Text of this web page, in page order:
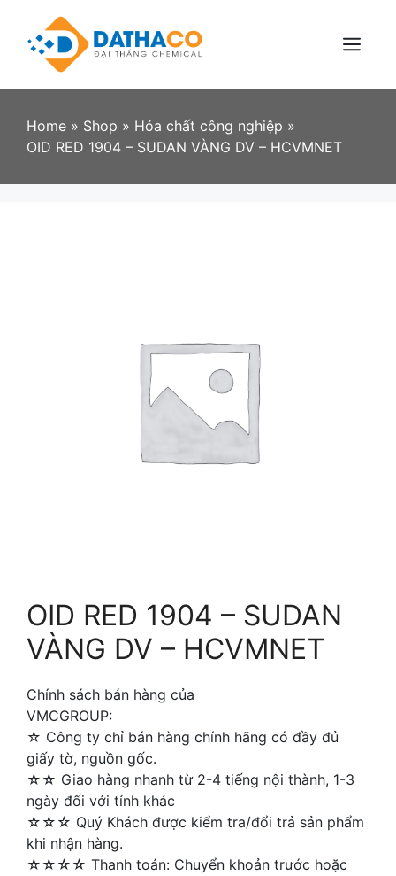
content
Menu
Home » Shop » Hóa chất công nghiệp »
OID RED 1904 – SUDAN VÀNG DV – HCVMNET
OID RED 1904 – SUDAN
VÀNG DV – HCVMNET
Chính sách bán hàng của
VMCGROUP:
☆ Công ty chỉ bán hàng chính hãng có đầy đủ
giấy tờ, nguồn gốc.
☆☆ Giao hàng nhanh từ 2-4 tiếng nội thành, 1-3
ngày đối với tỉnh khác
☆☆☆ Quý Khách được kiểm tra/đổi trả sản phẩm
khi nhận hàng.
☆☆☆☆ Thanh toán: Chuyển khoản trước hoặc